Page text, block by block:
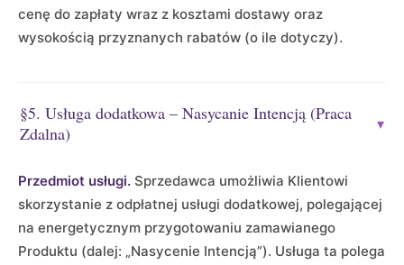
cenę do zapłaty wraz z kosztami dostawy oraz
wysokością przyznanych rabatów (o ile dotyczy).
§5. Usługa dodatkowa – Nasycanie Intencją (Praca
Zdalna)
▾
Przedmiot usługi. Sprzedawca umożliwia Klientowi
skorzystanie z odpłatnej usługi dodatkowej, polegającej
na energetycznym przygotowaniu zamawianego
Produktu (dalej: „Nasycenie Intencją”). Usługa ta polega